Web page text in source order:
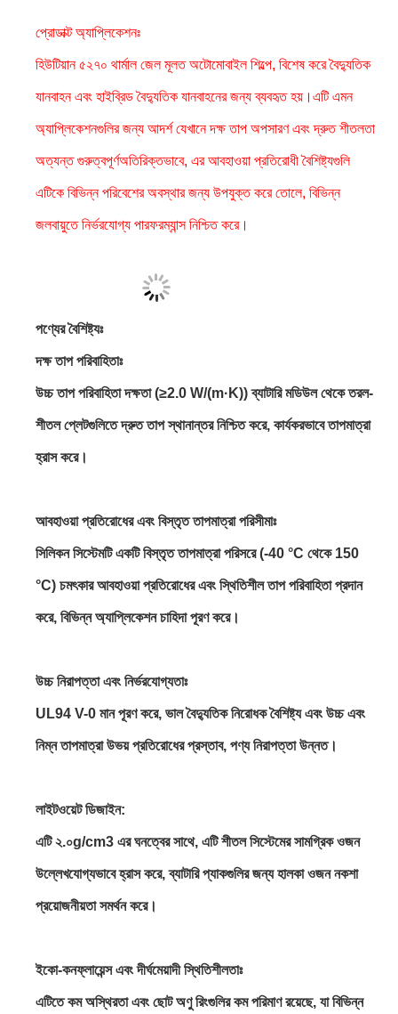
প্রোডাক্ট অ্যাপ্লিকেশনঃ
হিউটিয়ান ৫২৭০ থার্মাল জেল মূলত অটোমোবাইল শিল্পে, বিশেষ করে বৈদ্যুতিক
যানবাহন এবং হাইব্রিড বৈদ্যুতিক যানবাহনের জন্য ব্যবহৃত হয়।এটি এমন
অ্যাপ্লিকেশনগুলির জন্য আদর্শ যেখানে দক্ষ তাপ অপসারণ এবং দ্রুত শীতলতা
অত্যন্ত গুরুত্বপূর্ণঅতিরিক্তভাবে, এর আবহাওয়া প্রতিরোধী বৈশিষ্ট্যগুলি
এটিকে বিভিন্ন পরিবেশের অবস্থার জন্য উপযুক্ত করে তোলে, বিভিন্ন
জলবায়ুতে নির্ভরযোগ্য পারফরম্যান্স নিশ্চিত করে।
পণ্যের বৈশিষ্ট্যঃ
দক্ষ তাপ পরিবাহিতাঃ
উচ্চ তাপ পরিবাহিতা দক্ষতা (≥2.0 W/(m·K)) ব্যাটারি মডিউল থেকে তরল-
শীতল প্লেটগুলিতে দ্রুত তাপ স্থানান্তর নিশ্চিত করে, কার্যকরভাবে তাপমাত্রা
হ্রাস করে।
আবহাওয়া প্রতিরোধের এবং বিস্তৃত তাপমাত্রা পরিসীমাঃ
সিলিকন সিস্টেমটি একটি বিস্তৃত তাপমাত্রা পরিসরে (-40 °C থেকে 150
°C) চমৎকার আবহাওয়া প্রতিরোধের এবং স্থিতিশীল তাপ পরিবাহিতা প্রদান
করে, বিভিন্ন অ্যাপ্লিকেশন চাহিদা পূরণ করে।
উচ্চ নিরাপত্তা এবং নির্ভরযোগ্যতাঃ
UL94 V-0 মান পূরণ করে, ভাল বৈদ্যুতিক নিরোধক বৈশিষ্ট্য এবং উচ্চ এবং
নিম্ন তাপমাত্রা উভয় প্রতিরোধের প্রস্তাব, পণ্য নিরাপত্তা উন্নত।
লাইটওয়েট ডিজাইন:
এটি ২.০g/cm3 এর ঘনত্বের সাথে, এটি শীতল সিস্টেমের সামগ্রিক ওজন
উল্লেখযোগ্যভাবে হ্রাস করে, ব্যাটারি প্যাকগুলির জন্য হালকা ওজন নকশা
প্রয়োজনীয়তা সমর্থন করে।
ইকো-কনফ্লায়েন্স এবং দীর্ঘমেয়াদী স্থিতিশীলতাঃ
এটিতে কম অস্থিরতা এবং ছোট অণু রিংগুলির কম পরিমাণ রয়েছে, যা বিভিন্ন